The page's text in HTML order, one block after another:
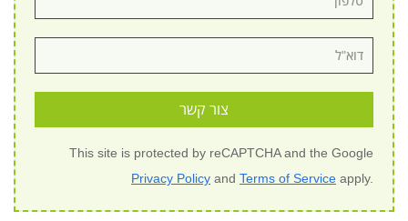
צור קשר
This site is protected by reCAPTCHA and the Google
Privacy Policy and Terms of Service apply.